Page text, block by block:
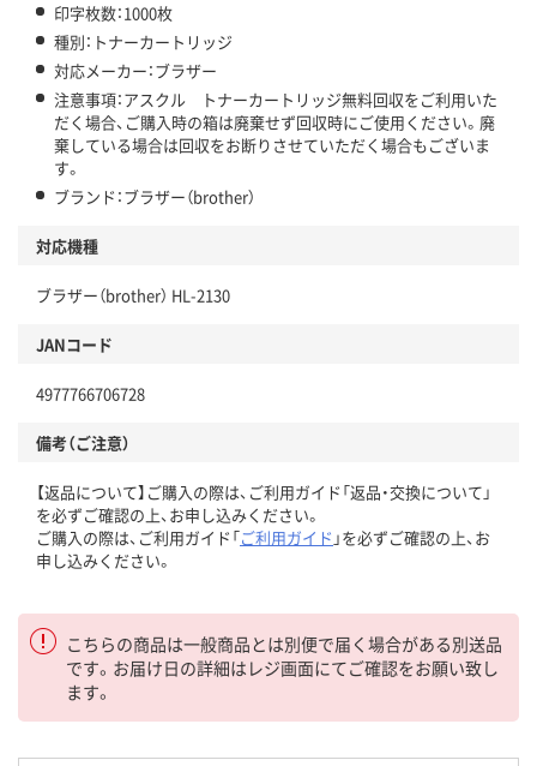
印字枚数：1000枚
種別：トナーカートリッジ
対応メーカー：ブラザー
注意事項：アスクル トナーカートリッジ無料回収をご利用いた
だく場合、ご購入時の箱は廃棄せず回収時にご使用ください。廃
棄している場合は回収をお断りさせていただく場合もございま
す。
ブランド：ブラザー（brother）
対応機種
ブラザー（brother） HL-2130
JANコード
4977766706728
備考（ご注意）
【返品について】ご購入の際は、ご利用ガイド「返品・交換について」
を必ずご確認の上、お申し込みください。
ご購入の際は、ご利用ガイド「ご利用ガイド 」を必ずご確認の上、お
申し込みください。
こちらの商品は一般商品とは別便で届く場合がある別送品
です。お届け日の詳細はレジ画面にてご確認をお願い致し
ます。